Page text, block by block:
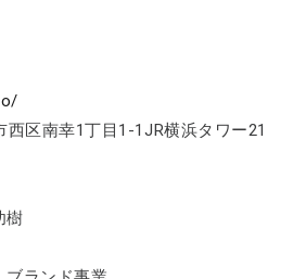
区南幸1丁目1-1JR横浜タワー21
樹